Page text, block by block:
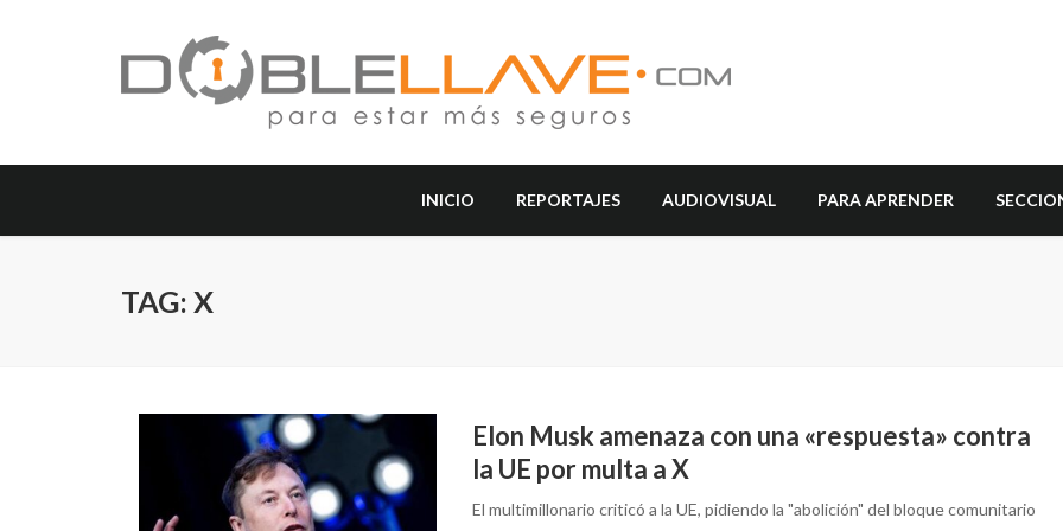
INICIO REPORTAJES AUDIOVISUAL PARA APRENDER
TAG: X
Elon Musk amenaza con una «respuesta» contra
la UE por multa a X
El multimillonario criticó a la UE, pidiendo la "abolición" del bloque comunitario